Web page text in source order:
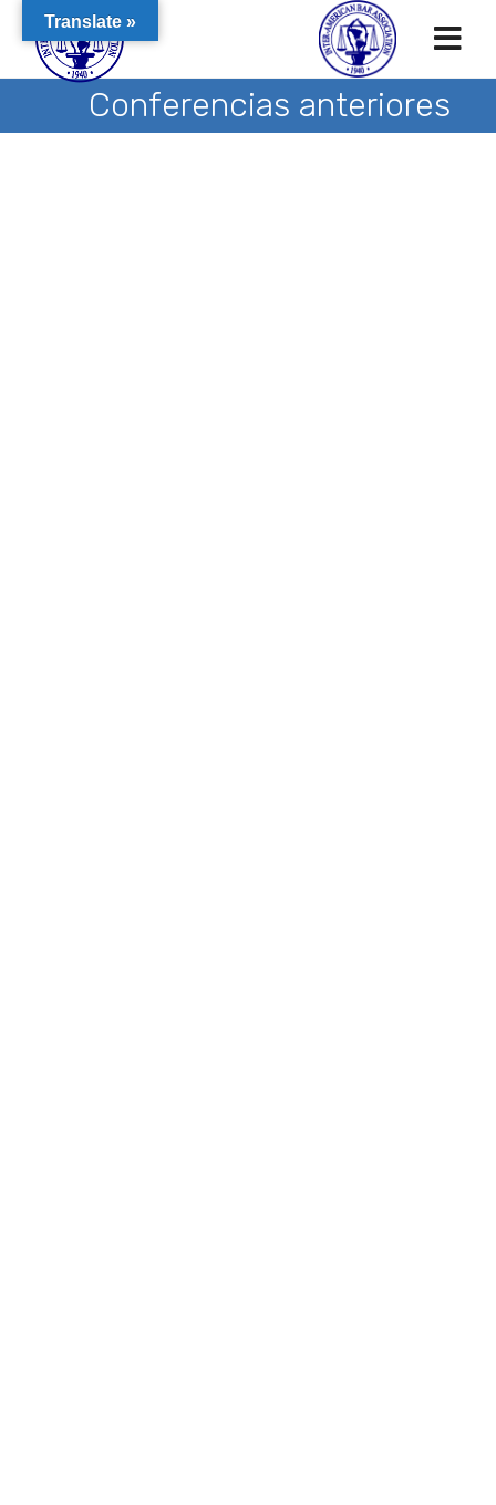
Conferencias anteriores
Translate »